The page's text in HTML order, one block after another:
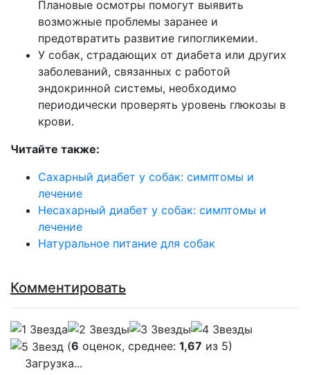
Плановые осмотры помогут выявить
возможные проблемы заранее и
предотвратить развитие гипогликемии.
У собак, страдающих от диабета или других
заболеваний, связанных с работой
эндокринной системы, необходимо
периодически проверять уровень глюкозы в
крови.
Читайте также:
Сахарный диабет у собак: симптомы и
лечение
Несахарный диабет у собак: симптомы и
лечение
Натуральное питание для собак
Комментировать
(6 оценок, среднее: 1,67 из 5)
Загрузка...